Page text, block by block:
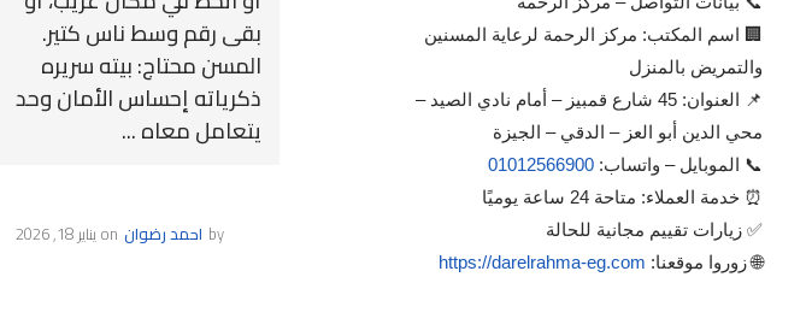
بقى رقم وسط ناس كتير.
المسن محتاج: بيته سريره
ذكرياته إحساس الأمان وحد
يتعامل معاه ...
by احمد رضوان onيناير 18, 2026
🏢 اسم المكتب: مركز الرحمة لرعاية المسنين
والتمريض بالمنزل
📌 العنوان: 45 شارع قمبيز – أمام نادي الصيد –
محي الدين أبو العز – الدقي – الجيزة
📞 الموبايل – واتساب:01012566900
⏰ خدمة العملاء: متاحة 24 ساعة يوميًا
✅ زيارات تقييم مجانية للحالة
🌐 زوروا موقعنا: https://darelrahma-eg.com